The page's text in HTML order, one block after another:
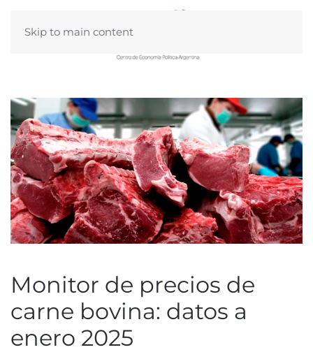
Skip to main content
Monitor de precios de
carne bovina: datos a
enero 2025